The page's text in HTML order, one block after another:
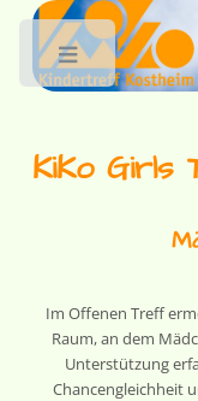
KiKo Girls
Im Offenen Treff
Raum, an dem
Unterstützung
Chancengleichheit
Toggle